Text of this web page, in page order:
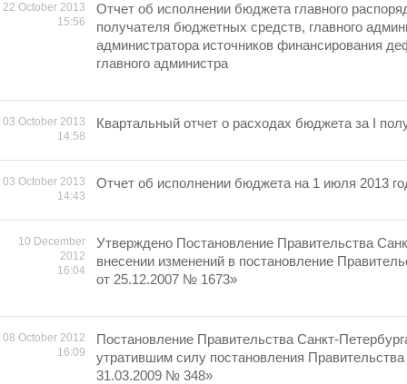
22 October 2013
15:56
Отчет об исполнении бюджета главного
получателя бюджетных средств, главного
администратора источников финансирования
главного администра
03 October 2013
14:58
Квартальный отчет о расходах бюджета за I
03 October 2013
14:43
Отчет об исполнении бюджета на 1 июля 2013
10 December
2012
16:04
Утверждено Постановление Правительства
внесении изменений в постановление
от 25.12.2007 № 1673»
08 October 2012
16:09
Постановление Правительства Санкт-
утратившим силу постановления
31.03.2009 № 348»